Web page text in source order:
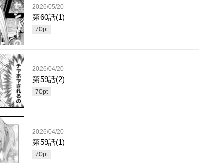
2026/05/20
第60話(1)
70pt
2026/04/20
第59話(2)
70pt
2026/04/20
第59話(1)
70pt